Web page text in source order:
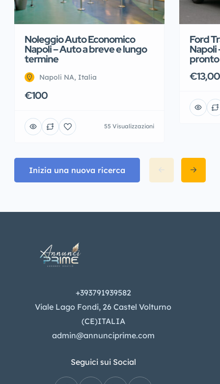
Noleggio Auto Economico
Napoli – Auto a breve e lungo
termine
Napoli NA, Italia
€100
55 Visualizzazioni
Ford
Napoli
Inizia una nuova ricerca
+393791939582
Viale Lago Fondi, 26 Castel Volturno
(CE)ITALIA
admin@annunciprime.com
Seguici sui Social